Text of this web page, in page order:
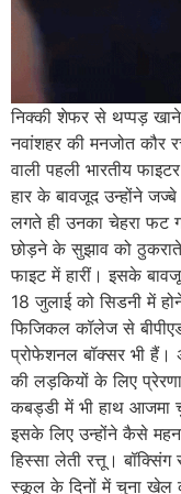
निक्की शेफर से थप्पड़
नवांशहर की मनजोत कौर
वाली पहली भारतीय
हार के बावजूद उन्होंने
लगते ही उनका चेहरा
छोड़ने के सुझाव को ठुकराते
फाइट में हारीं। इसके
18 जुलाई को सिडनी में
फिजिकल कॉलेज से
प्रोफेशनल बॉक्सर भी
की लड़कियों के लिए
कबड्डी में भी हाथ
इसके लिए उन्होंने कैसे
हिस्सा लेती रत्तू।
स्कूल के दिनों में चुना खेल